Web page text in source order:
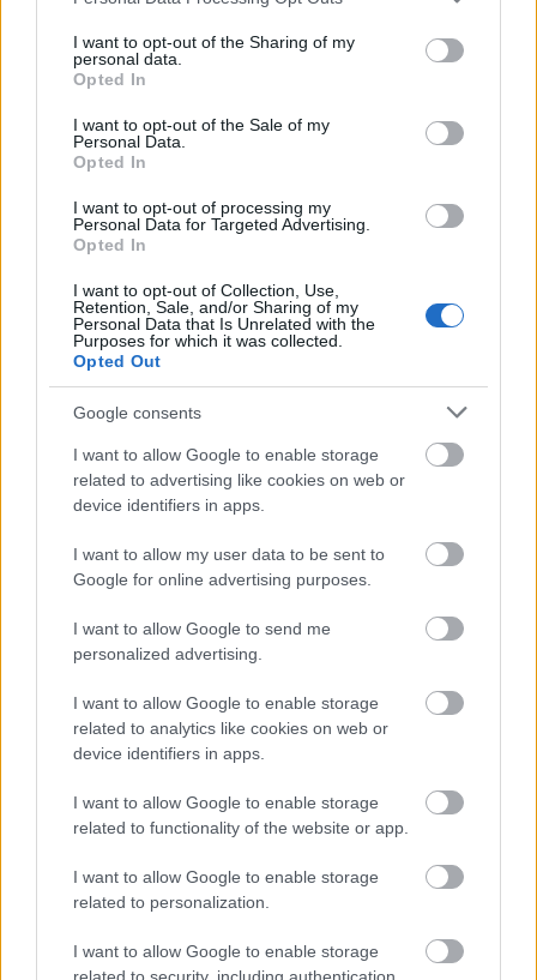
not limited to your visit or usage behaviour. You may click to
grant or deny consent to Google and its third-party tags to
use your data for below specified purposes in below Google
consent section.
I want to opt-out of the Sharing of my
personal data.
Opted In
I want to opt-out of the Sale of my
Personal Data.
Opted In
I want to opt-out of processing my
Personal Data for Targeted Advertising.
Opted In
I want to opt-out of Collection, Use,
Retention, Sale, and/or Sharing of my
Personal Data that Is Unrelated with the
Purposes for which it was collected.
Opted Out
Google consents
I want to allow Google to enable storage
related to advertising like cookies on web or
device identifiers in apps.
I want to allow my user data to be sent to
Google for online advertising purposes.
I want to allow Google to send me
personalized advertising.
I want to allow Google to enable storage
related to analytics like cookies on web or
device identifiers in apps.
I want to allow Google to enable storage
related to functionality of the website or app.
I want to allow Google to enable storage
related to personalization.
I want to allow Google to enable storage
filmszerepben láthattuk, mint például az
Esőcsináló
színésznő. AzÚjra szól a hatlövetű
(1957) című
westernben Kirk Douglas oldalán szerepelt.
1961-ben Oscar-díjat és a Golden Globe-díjat
nyert azElmer Gantry
A cikk folytatásáhozkattintson.
Forrás:Mi van ma?
Film Születésnap Hollywoodi filmipar
SZEMBE MERSZ NÉZNI AZZAL, AKIVÉ
VÁLHATTÁL VOLNA?
TERMÉSZETFELETTI ERŐK ÉS ELFELEDETT